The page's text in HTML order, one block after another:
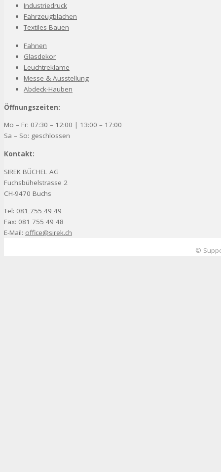
Industriedruck
Fahrzeugblachen
Textiles Bauen
Fahnen
Glasdekor
Leuchtreklame
Messe & Ausstellung
Abdeck-Hauben
Öffnungszeiten:
Mo – Fr: 07:30 – 12:00 | 13:00 – 17:00
Sa – So: geschlossen
Kontakt:
SIREK BÜCHEL AG
Fuchsbühelstrasse 2
CH-9470 Buchs
Tel: 081 755 49 49
Fax: 081 755 49 48
E-Mail: office@sirek.ch
©